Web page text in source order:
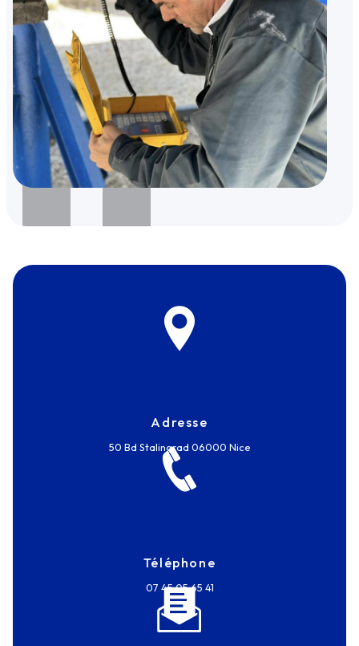
Adresse
50 Bd Stalingrad 06000 Nice
Téléphone
07 45 05 65 41